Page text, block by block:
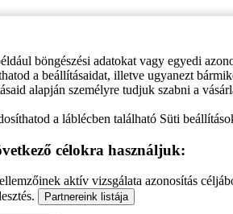
böngészési adatokat vagy egyedi
a beállításaidat, illetve ugyanezt
alapján személyre tudjuk szabni a
a láblécben található Süti
célokra használjuk:
aktív vizsgálata azonosítás
Partnereink listája